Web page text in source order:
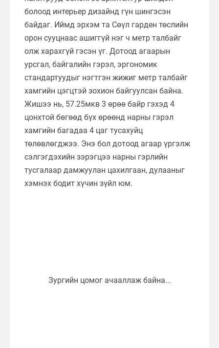
болоод интерьер дизайнд гүн шингэсэн
байдаг. Иймд эрхэм та Сөүл гарден төслийн
орон сууцнаас ашиггүй нэг ч метр талбайг
олж харахгүй гэсэн үг. Дотоод агаарын
урсгал, байгалийн гэрэл, эргономик
стандартуудыг нэгтгэн жижиг метр талбайг
хамгийн цэгцтэй зохион байгуулсан байна.
Жишээ нь, 57.25мкв 3 өрөө байр гэхэд 4
цонхтой бөгөөд бүх өрөөнд нарны гэрэл
хамгийн багадаа 4 цаг тусахуйц
төлөвлөгджээ. Энэ бол дотоод агаар үргэлж
сэлгэгдэхийн зэрэгцээ нарны гэрлийн
тусгалаар дамжуулан цахилгаан, дулааныг
хэмнэх бодит хүчин зүйл юм.